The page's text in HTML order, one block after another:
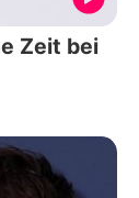
Zeit bei